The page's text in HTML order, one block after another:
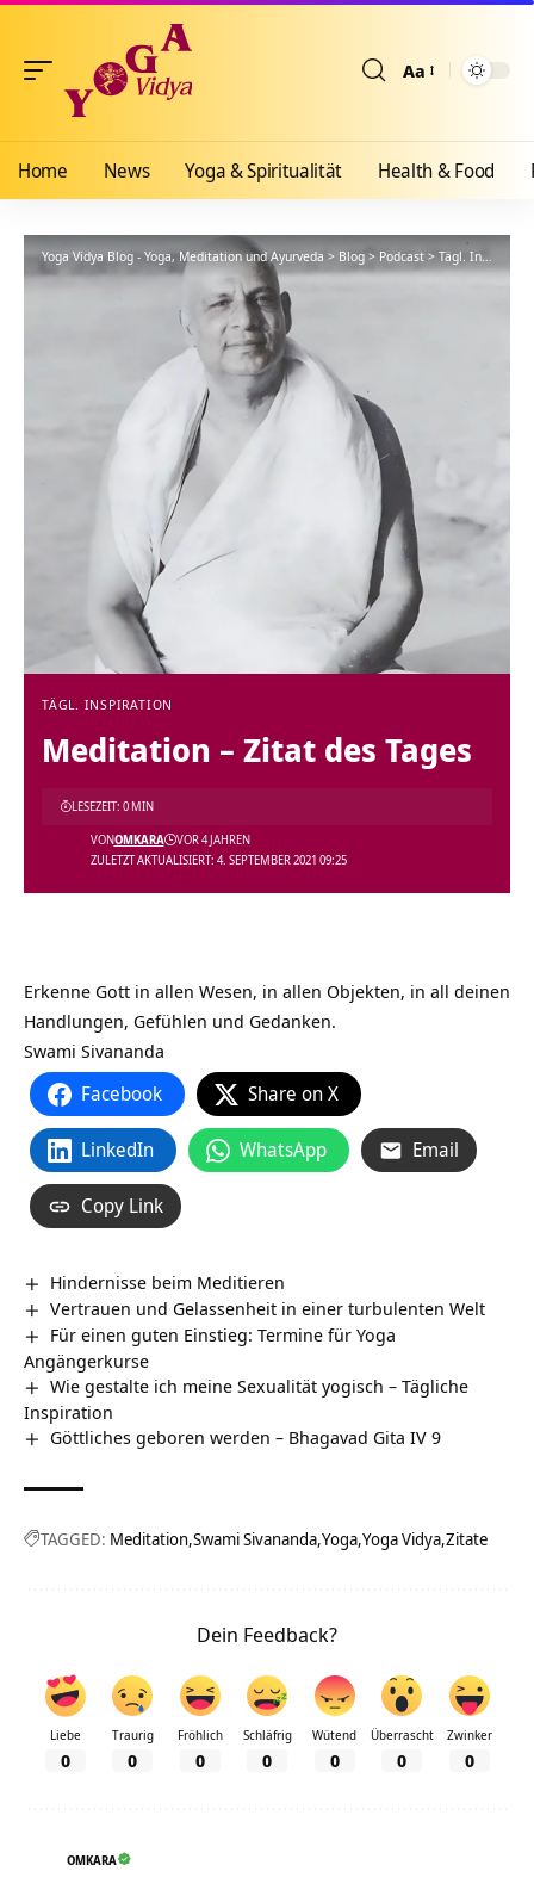
Aa
Home News Yoga & Spiritualität Health & Food
Yoga Vidya Blog - Yoga, Meditation und Ayurveda > Blog > Podcast > Tägl. Inspiration
TÄGL. INSPIRATION
Meditation – Zitat des Tages
ZULETZT AKTUALISIERT: 4. SEPTEMBER 2021 09:25
VONOMKARA VOR 4 JAHREN
LESEZEIT: 0 MIN
Erkenne Gott in allen Wesen, in allen Objekten, in all deinen
Handlungen, Gefühlen und Gedanken.
Swami Sivananda
Facebook Share on X
LinkedIn WhatsApp Email
Copy Link
Hindernisse beim Meditieren
Vertrauen und Gelassenheit in einer turbulenten Welt
Für einen guten Einstieg: Termine für Yoga
Angängerkurse
Wie gestalte ich meine Sexualität yogisch – Tägliche
Inspiration
Göttliches geboren werden – Bhagavad Gita IV 9
TAGGED: Meditation Swami Sivananda Yoga Yoga Vidya Zitate
Dein Feedback?
Liebe
0
Traurig
0
Fröhlich
0
Schläfrig
0
Wütend
0
Überrascht
0
Zwinker
0
OMKARA